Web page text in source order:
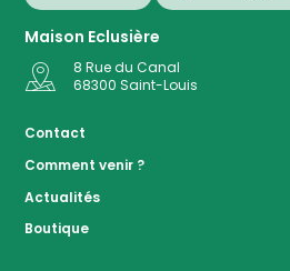
Maison Eclusière
8 Rue du Canal
68300 Saint-Louis
Contact
Comment venir ?
Actualités
Boutique